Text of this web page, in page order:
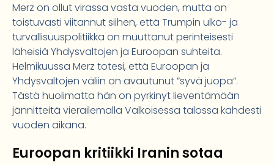
Merz on ollut virassa vasta vuoden, mutta on
toistuvasti viitannut siihen, että Trumpin ulko- ja
turvallisuuspolitiikka on muuttanut perinteisesti
läheisiä Yhdysvaltojen ja Euroopan suhteita.
Helmikuussa Merz totesi, että Euroopan ja
Yhdysvaltojen väliin on avautunut ”syvä juopa”.
Tästä huolimatta hän on pyrkinyt lieventämään
jännitteitä vierailemalla Valkoisessa talossa kahdesti
vuoden aikana.
Euroopan kritiikki Iranin sotaa